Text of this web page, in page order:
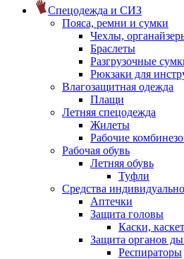
Спецодежда и СИЗ
Пояса, ремни и сумки
Чехлы,
Браслеты
Разгрузочные
Рюкзаки для
Влагозащитная одежда
Плащи
Летняя спецодежда
Жилеты
Рабочие
Рабочая обувь
Летняя обувь
Туфли
Средства
Аптечки
Защита головы
Каски,
Защита органов
Респираторы